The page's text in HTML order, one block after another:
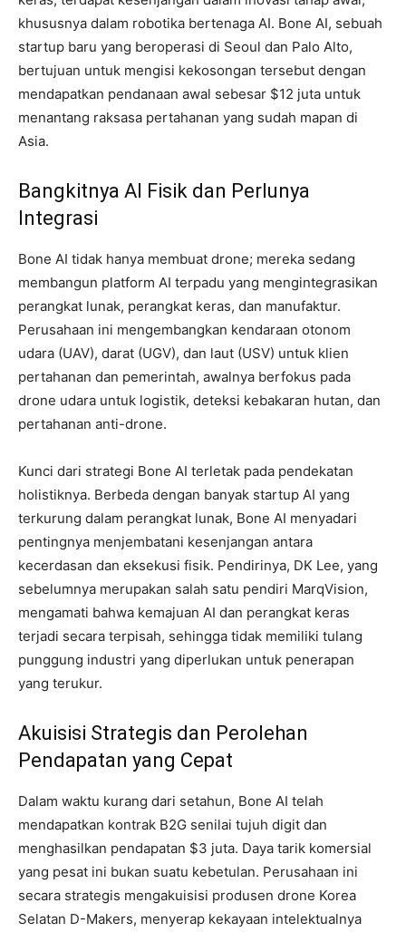
khususnya dalam robotika bertenaga AI. Bone AI, sebuah
startup baru yang beroperasi di Seoul dan Palo Alto,
bertujuan untuk mengisi kekosongan tersebut dengan
mendapatkan pendanaan awal sebesar $12 juta untuk
menantang raksasa pertahanan yang sudah mapan di
Asia.
Bangkitnya AI Fisik dan Perlunya
Integrasi
Bone AI tidak hanya membuat drone; mereka sedang
membangun platform AI terpadu yang mengintegrasikan
perangkat lunak, perangkat keras, dan manufaktur.
Perusahaan ini mengembangkan kendaraan otonom
udara (UAV), darat (UGV), dan laut (USV) untuk klien
pertahanan dan pemerintah, awalnya berfokus pada
drone udara untuk logistik, deteksi kebakaran hutan, dan
pertahanan anti-drone.
Kunci dari strategi Bone AI terletak pada pendekatan
holistiknya. Berbeda dengan banyak startup AI yang
terkurung dalam perangkat lunak, Bone AI menyadari
pentingnya menjembatani kesenjangan antara
kecerdasan dan eksekusi fisik. Pendirinya, DK Lee, yang
sebelumnya merupakan salah satu pendiri MarqVision,
mengamati bahwa kemajuan AI dan perangkat keras
terjadi secara terpisah, sehingga tidak memiliki tulang
punggung industri yang diperlukan untuk penerapan
yang terukur.
Akuisisi Strategis dan Perolehan
Pendapatan yang Cepat
Dalam waktu kurang dari setahun, Bone AI telah
mendapatkan kontrak B2G senilai tujuh digit dan
menghasilkan pendapatan $3 juta. Daya tarik komersial
yang pesat ini bukan suatu kebetulan. Perusahaan ini
secara strategis mengakuisisi produsen drone Korea
Selatan D-Makers, menyerap kekayaan intelektualnya